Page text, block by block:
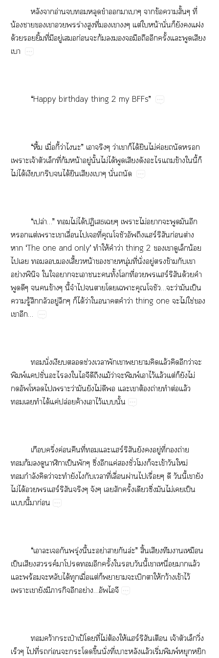
​​อ่​​​​​​​​ข้​​ั้​ี่​
น้​​​​​​ร่​​ี่​​​​ต่​​น้​ั่​​​​​
ด้​​ิ้​ี่​​ู่​​ก่​​ก้​​​​​​​ั้​​​​

“Happy​birthday​thing​2​my​BFFs”
“ื้​ื่​ี้​ว่​​”​​​ว่​​​ได้​​ไม่​ค่​​​
​จ้​​​ี่​ก้​น้​ู่​ั้​ไม่​ได้​​​​​​ข้​​ี้​​
ไม่​ได้​​​​ได้​​​​ั่​
“​ปล่…”​ไม่​ได้​ป​​​ไม่​​​​​​
​ต่​​​ื่​​​ี่​​ร์​​ก่​ต่​
​‘The​one​and​only’​​ให้​​ว่​thing​2​​​​​น้​
​​​​​​ี้​น้​​​ุ่​ี่​ั่​ู่​​ข้​​​
ย่​ิ​​​​​​​​ั้​​ี่​​​ร์​​ด้​​
​​​​ข้​ี้​​​​​​​…​ว่​​ป็​
​ู้​​​ู่​​​ได้​ว่​​​​ว่​thing​one​​ไม่​ใช่​​
​…
ั่​​​ช่​​​​​​ล้​​​ว่​​
พ์​ปั่​​​​​​​ม้​ว่​​พ์​​ไว้​ล้​ต่​​​ไม่​
​​ว่​​​ไม่​​​​​ต้​ถ่​​ต่​ล้​
​​ได้​ค่​ปล่​ค้​​ไว้​​ั้
​ึ่​ค่​​ี่​​ร์​​​​ู่​ี่​​ถ่​
ก้​​​​ป็​​ึ่​​ค่​​ั่​​​​ข้​​ม่​
ำ​​ว่​​​​​​​ี่​ื่​ผ่​​ื่​​​ี้​​​
ไม่​ได้​​​ร์​​​​​​ั้​​ึ่​​ไม่​​ป็​
​ี้​​ก่
“​​​​​ุ่​ี้​​ย่​​​ล่”​ิ้​​​​​
ป็​​ค์​​​​ั้​​​​ี้​​ื่​​ล้​
​ร้​​​ได้​​ื่​ต่​​​​​​ให้​ว้​ข้​ไว้​
​​​​​​​ย่…​
ว้​ป๋​ป้​​ี่​ไม่​ต้​ให้​ร์​​​จ้​​​ิ่​
​​ี่​​ก่​​​​ึ้​ั่​ี่​​​ล้​ิ่​พ์​​